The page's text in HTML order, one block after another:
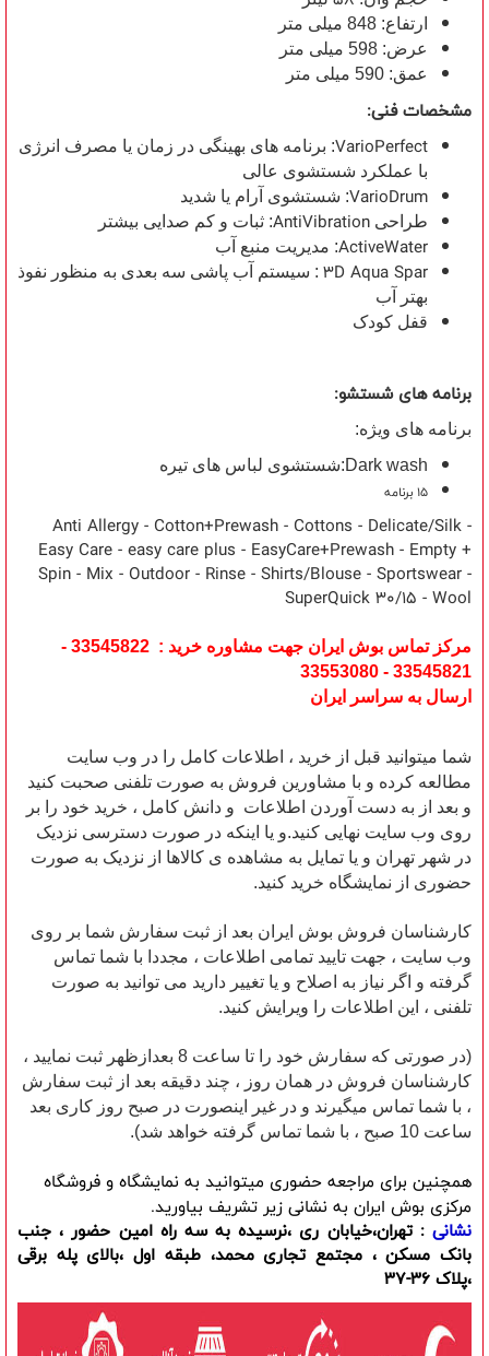
ارتفاع: 848 میلی متر
عرض: 598 میلی متر
عمق: 590 میلی متر
مشخصات فنی:
VarioPerfect: برنامه های بهینگی در زمان یا مصرف انرژی
با عملکرد شستشوی عالی
VarioDrum: شستشوی آرام یا شدید
طراحی AntiVibration: ثبات و کم صدایی بیشتر
ActiveWater: مدیریت منبع آب
3D Aqua Spar : سیستم آب پاشی سه بعدی به منظور نفوذ
بهتر آب
قفل کودک
برنامه های شستشو:
برنامه های ویژه:
Dark wash:شستشوی لباس های تیره
15 برنامه
Anti Allergy - Cotton+Prewash - Cottons - Delicate/Silk -
Easy Care - easy care plus - EasyCare+Prewash - Empty +
Spin - Mix - Outdoor - Rinse - Shirts/Blouse - Sportswear -
SuperQuick 30/15 - Wool
مرکز تماس بوش ایران جهت مشاوره خرید : 33545822 -
33545821 - 33553080
ارسال به سراسر ایران
شما میتوانید قبل از خرید ، اطلاعات کامل را در وب سایت
مطالعه کرده و با مشاورین فروش به صورت تلفنی صحبت کنید
و بعد از به دست آوردن اطلاعات و دانش کامل ، خرید خود را بر
روی وب سایت نهایی کنید.و یا اینکه در صورت دسترسی نزدیک
در شهر تهران و یا تمایل به مشاهده ی کالاها از نزدیک به صورت
حضوری از نمایشگاه خرید کنید.
کارشناسان فروش بوش ایران بعد از ثبت سفارش شما بر روی
وب سایت ، جهت تایید تمامی اطلاعات ، مجددا با شما تماس
گرفته و اگر نیاز به اصلاح و یا تغییر دارید می توانید به صورت
تلفنی ، این اطلاعات را ویرایش کنید.
(در صورتی که سفارش خود را تا ساعت 8 بعدازظهر ثبت نمایید ،
کارشناسان فروش در همان روز ، چند دقیقه بعد از ثبت سفارش
، با شما تماس میگیرند و در غیر اینصورت در صبح روز کاری بعد
ساعت 10 صبح ، با شما تماس گرفته خواهد شد).
همچنین برای مراجعه حضوری میتوانید به نمایشگاه و فروشگاه
مرکزی بوش ایران به نشانی زیر تشریف بیاورید.
نشانی: تهران،خیابان ری ،نرسیده به سه راه امین حضور ، جنب
بانک مسکن ، مجتمع تجاری محمد، طبقه اول ،بالای پله برقی
،پلاک 36-37